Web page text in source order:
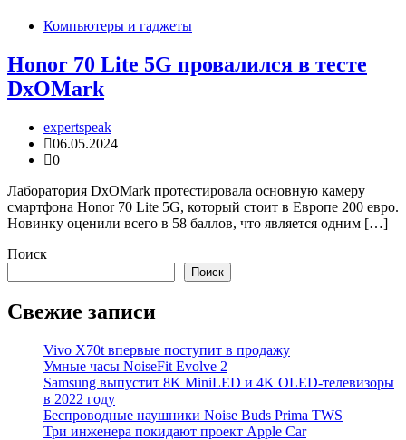
Компьютеры и гаджеты
Honor 70 Lite 5G провалился в тесте
DxOMark
expertspeak
06.05.2024
0
Лаборатория DxOMark протестировала основную камеру
смартфона Honor 70 Lite 5G, который стоит в Европе 200 евро.
Новинку оценили всего в 58 баллов, что является одним […]
Поиск
Поиск
Свежие записи
Vivo X70t впервые поступит в продажу
Умные часы NoiseFit Evolve 2
Samsung выпустит 8K MiniLED и 4K OLED-телевизоры
в 2022 году
Беспроводные наушники Noise Buds Prima TWS
Три инженера покидают проект Apple Car